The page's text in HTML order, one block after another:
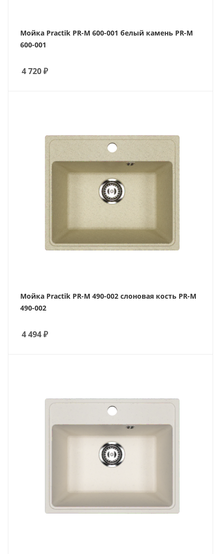
Мойка Practik PR-M 600-001 белый камень PR-M
600-001
4 720₽
Мойка Practik PR-M 490-002 слоновая кость PR-M
490-002
4 494₽